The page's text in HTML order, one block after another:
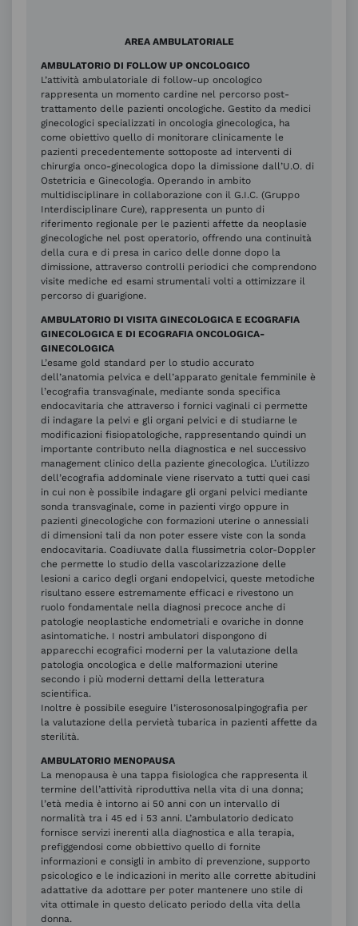
AREA AMBULATORIALE
AMBULATORIO DI FOLLOW UP ONCOLOGICO
L’attività ambulatoriale di follow-up oncologico
rappresenta un momento cardine nel percorso post-
trattamento delle pazienti oncologiche. Gestito da medici
ginecologici specializzati in oncologia ginecologica, ha
come obiettivo quello di monitorare clinicamente le
pazienti precedentemente sottoposte ad interventi di
chirurgia onco-ginecologica dopo la dimissione dall’U.O. di
Ostetricia e Ginecologia. Operando in ambito
multidisciplinare in collaborazione con il G.I.C. (Gruppo
Interdisciplinare Cure), rappresenta un punto di
riferimento regionale per le pazienti affette da neoplasie
ginecologiche nel post operatorio, offrendo una continuità
della cura e di presa in carico delle donne dopo la
dimissione, attraverso controlli periodici che comprendono
visite mediche ed esami strumentali volti a ottimizzare il
percorso di guarigione.
AMBULATORIO DI VISITA GINECOLOGICA E ECOGRAFIA
GINECOLOGICA E DI ECOGRAFIA ONCOLOGICA-
GINECOLOGICA
L’esame gold standard per lo studio accurato
dell’anatomia pelvica e dell’apparato genitale femminile è
l’ecografia transvaginale, mediante sonda specifica
endocavitaria che attraverso i fornici vaginali ci permette
di indagare la pelvi e gli organi pelvici e di studiarne le
modificazioni fisiopatologiche, rappresentando quindi un
importante contributo nella diagnostica e nel successivo
management clinico della paziente ginecologica. L’utilizzo
dell’ecografia addominale viene riservato a tutti quei casi
in cui non è possibile indagare gli organi pelvici mediante
sonda transvaginale, come in pazienti virgo oppure in
pazienti ginecologiche con formazioni uterine o annessiali
di dimensioni tali da non poter essere viste con la sonda
endocavitaria. Coadiuvate dalla flussimetria color-Doppler
che permette lo studio della vascolarizzazione delle
lesioni a carico degli organi endopelvici, queste metodiche
risultano essere estremamente efficaci e rivestono un
ruolo fondamentale nella diagnosi precoce anche di
patologie neoplastiche endometriali e ovariche in donne
asintomatiche. I nostri ambulatori dispongono di
apparecchi ecografici moderni per la valutazione della
patologia oncologica e delle malformazioni uterine
secondo i più moderni dettami della letteratura
scientifica.
Inoltre è possibile eseguire l’isterosonosalpingografia per
la valutazione della pervietà tubarica in pazienti affette da
sterilità.
AMBULATORIO MENOPAUSA
La menopausa è una tappa fisiologica che rappresenta il
termine dell’attività riproduttiva nella vita di una donna;
l’età media è intorno ai 50 anni con un intervallo di
normalità tra i 45 ed i 53 anni. L’ambulatorio dedicato
fornisce servizi inerenti alla diagnostica e alla terapia,
prefiggendosi come obbiettivo quello di fornite
informazioni e consigli in ambito di prevenzione, supporto
psicologico e le indicazioni in merito alle corrette abitudini
adattative da adottare per poter mantenere uno stile di
vita ottimale in questo delicato periodo della vita della
donna.